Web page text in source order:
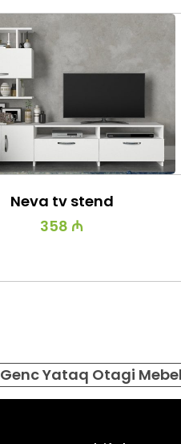
Neva tv stend
358 ₼
Genc Yataq Otagi